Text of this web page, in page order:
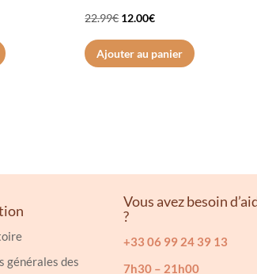
produit
être
sur
la
22.99€ Le
prix
initial
12.00€Le
prix
actuel
Ajouter au panier
générales des
Vous avez besoin
?
+33 06 99 24 39 13
7h30 – 21h00